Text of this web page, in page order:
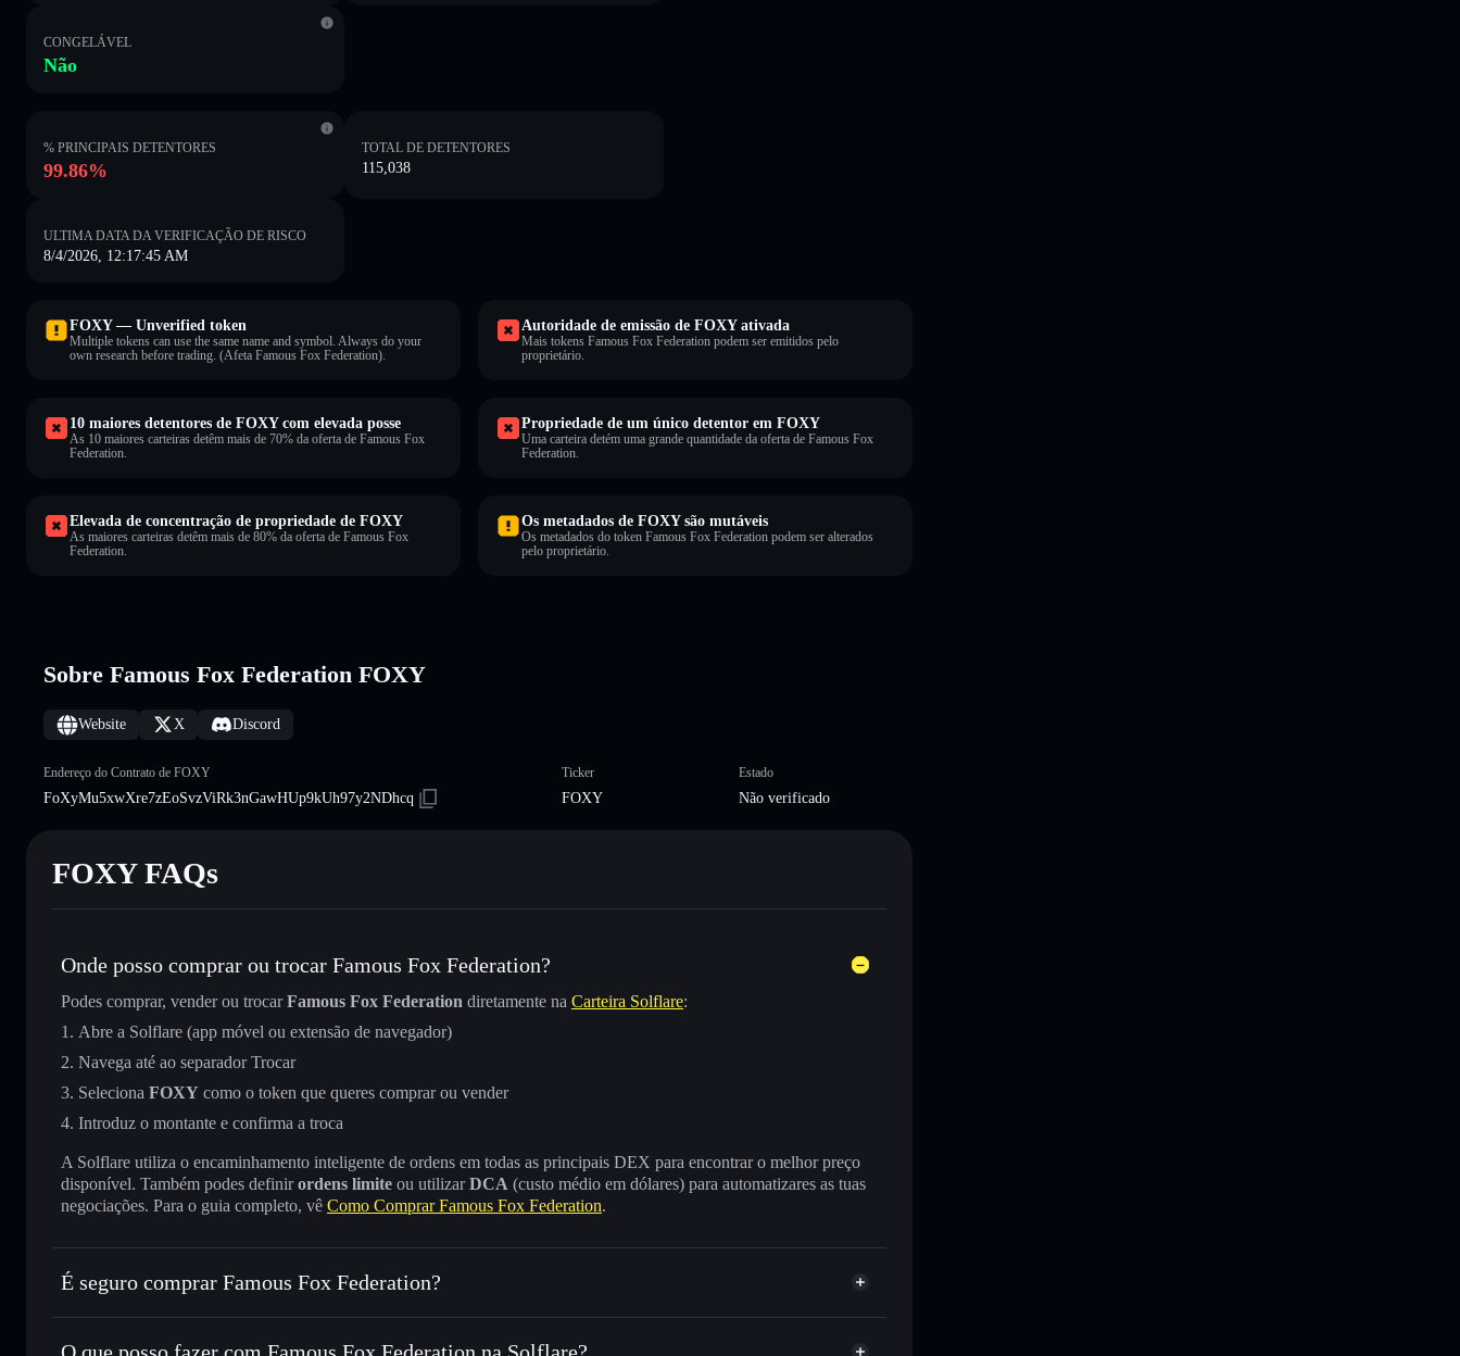
CONGELÁVEL
Não
% PRINCIPAIS DETENTORES
99.86%
TOTAL DE DETENTORES
115,038
ULTIMA DATA DA VERIFICAÇÃO DE RISCO
8/4/2026, 12:17:45 AM
FOXY — Unverified token
Multiple tokens can use the same name and symbol. Always do your
own research before trading. (Afeta Famous Fox Federation).
Autoridade de emissão de FOXY ativada
Mais tokens Famous Fox Federation podem ser emitidos pelo
proprietário.
10 maiores detentores de FOXY com elevada posse
As 10 maiores carteiras detêm mais de 70% da oferta de Famous Fox
Federation.
Propriedade de um único detentor em FOXY
Uma carteira detém uma grande quantidade da oferta de Famous Fox
Federation.
Elevada de concentração de propriedade de FOXY
As maiores carteiras detêm mais de 80% da oferta de Famous Fox
Federation.
Os metadados de FOXY são mutáveis
Os metadados do token Famous Fox Federation podem ser alterados
pelo proprietário.
Sobre Famous Fox Federation FOXY
Website X Discord
Endereço do Contrato de FOXY
FoXyMu5xwXre7zEoSvzViRk3nGawHUp9kUh97y2NDhcq
Ticker
FOXY
Estado
Não verificado
FOXY FAQs
Onde posso comprar ou trocar Famous Fox Federation?
Podes comprar, vender ou trocarFamous Fox Federation diretamente na Carteira Solflare:
Abre a Solflare (app móvel ou extensão de navegador)
Navega até ao separador Trocar
Seleciona FOXY como o token que queres comprar ou vender
Introduz o montante e confirma a troca
A Solflare utiliza o encaminhamento inteligente de ordens em todas as principais DEX para encontrar o melhor preço
disponível. Também podes definirordens limite ou utilizarDCA (custo médio em dólares) para automatizares as tuas
negociações. Para o guia completo, vê Como Comprar Famous Fox Federation.
É seguro comprar Famous Fox Federation?
Famous Fox Federation não está verificado